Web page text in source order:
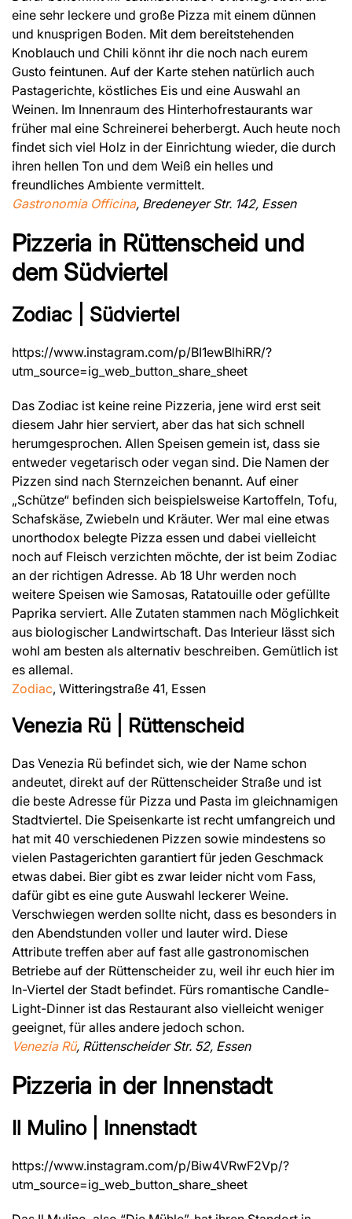
eine sehr leckere und große Pizza mit einem dünnen
und knusprigen Boden. Mit dem bereitstehenden
Knoblauch und Chili könnt ihr die noch nach eurem
Gusto feintunen. Auf der Karte stehen natürlich auch
Pastagerichte, köstliches Eis und eine Auswahl an
Weinen. Im Innenraum des Hinterhofrestaurants war
früher mal eine Schreinerei beherbergt. Auch heute noch
findet sich viel Holz in der Einrichtung wieder, die durch
ihren hellen Ton und dem Weiß ein helles und
freundliches Ambiente vermittelt.
Gastronomia Officina, Bredeneyer Str. 142, Essen
Pizzeria in Rüttenscheid und
dem Südviertel
Zodiac | Südviertel
https://www.instagram.com/p/BI1ewBlhiRR/?
utm_source=ig_web_button_share_sheet
Das Zodiac ist keine reine Pizzeria, jene wird erst seit
diesem Jahr hier serviert, aber das hat sich schnell
herumgesprochen. Allen Speisen gemein ist, dass sie
entweder vegetarisch oder vegan sind. Die Namen der
Pizzen sind nach Sternzeichen benannt. Auf einer
„Schütze“ befinden sich beispielsweise Kartoffeln, Tofu,
Schafskäse, Zwiebeln und Kräuter. Wer mal eine etwas
unorthodox belegte Pizza essen und dabei vielleicht
noch auf Fleisch verzichten möchte, der ist beim Zodiac
an der richtigen Adresse. Ab 18 Uhr werden noch
weitere Speisen wie Samosas, Ratatouille oder gefüllte
Paprika serviert. Alle Zutaten stammen nach Möglichkeit
aus biologischer Landwirtschaft. Das Interieur lässt sich
wohl am besten als alternativ beschreiben. Gemütlich ist
es allemal.
Zodiac, Witteringstraße 41, Essen
Venezia Rü | Rüttenscheid
Das Venezia Rü befindet sich, wie der Name schon
andeutet, direkt auf der Rüttenscheider Straße und ist
die beste Adresse für Pizza und Pasta im gleichnamigen
Stadtviertel. Die Speisenkarte ist recht umfangreich und
hat mit 40 verschiedenen Pizzen sowie mindestens so
vielen Pastagerichten garantiert für jeden Geschmack
etwas dabei. Bier gibt es zwar leider nicht vom Fass,
dafür gibt es eine gute Auswahl leckerer Weine.
Verschwiegen werden sollte nicht, dass es besonders in
den Abendstunden voller und lauter wird. Diese
Attribute treffen aber auf fast alle gastronomischen
Betriebe auf der Rüttenscheider zu, weil ihr euch hier im
In-Viertel der Stadt befindet. Fürs romantische Candle-
Light-Dinner ist das Restaurant also vielleicht weniger
geeignet, für alles andere jedoch schon.
Venezia Rü, Rüttenscheider Str. 52, Essen
Pizzeria in der Innenstadt
Il Mulino | Innenstadt
https://www.instagram.com/p/Biw4VRwF2Vp/?
utm_source=ig_web_button_share_sheet